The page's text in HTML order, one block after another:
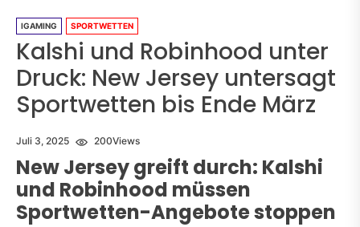
IGAMING SPORTWETTEN
Kalshi und Robinhood unter
Druck: New Jersey untersagt
Sportwetten bis Ende März
Juli 3, 2025 200Views
New Jersey greift durch: Kalshi
und Robinhood müssen
Sportwetten-Angebote stoppen